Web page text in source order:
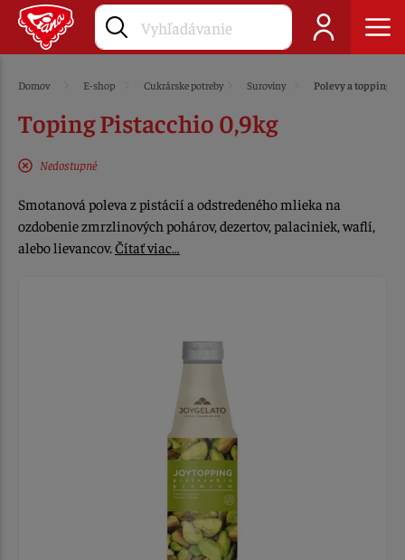
Domov E-shop Cukrárske potreby Suroviny Polevy a toppingy
Toping Pistacchio 0,9kg
Nedostupné
Smotanová poleva z pistácií a odstredeného mlieka na
ozdobenie zmrzlinových pohárov, dezertov, palaciniek, waflí,
alebo lievancov.Čítať viac…